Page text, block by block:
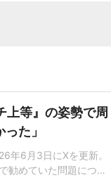
上等』の姿勢で周
た」
年6月3日にXを更新。
勧めていた問題につい